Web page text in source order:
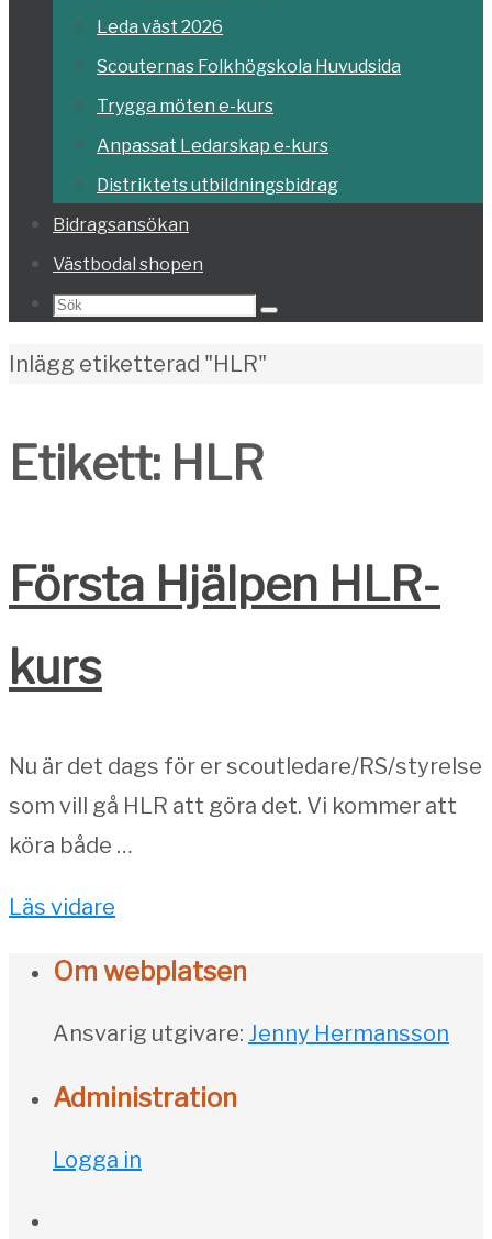
Leda väst 2026
Scouternas Folkhögskola Huvudsida
Trygga möten e-kurs
Anpassat Ledarskap e-kurs
Distriktets utbildningsbidrag
Bidragsansökan
Västbodal shopen
Search
Sök
Home
Inlägg etiketterad "HLR"
Etikett: HLR
Första Hjälpen HLR-
kurs
Nu är det dags för er scoutledare/RS/styrelse
som vill gå HLR att göra det. Vi kommer att
köra både …
Läs vidare
Om webplatsen
Ansvarig utgivare: Jenny Hermansson
Administration
Logga in